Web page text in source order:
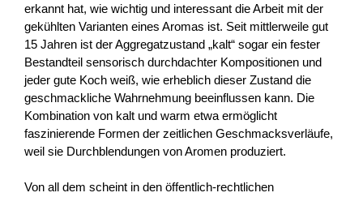
erkannt hat, wie wichtig und interessant die Arbeit mit der
gekühlten Varianten eines Aromas ist. Seit mittlerweile gut
15 Jahren ist der Aggregatzustand „kalt“ sogar ein fester
Bestandteil sensorisch durchdachter Kompositionen und
jeder gute Koch weiß, wie erheblich dieser Zustand die
geschmackliche Wahrnehmung beeinflussen kann. Die
Kombination von kalt und warm etwa ermöglicht
faszinierende Formen der zeitlichen Geschmacksverläufe,
weil sie Durchblendungen von Aromen produziert.
Von all dem scheint in den öffentlich-rechtlichen